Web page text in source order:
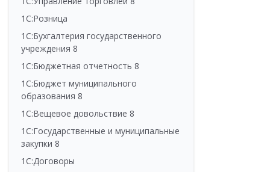
1С:Розница
1С:Бухгалтерия государственного
учреждения 8
1С:Бюджетная отчетность 8
1С:Бюджет муниципального
образования 8
1С:Вещевое довольствие 8
1С:Государственные и муниципальные
закупки 8
1С:Договоры